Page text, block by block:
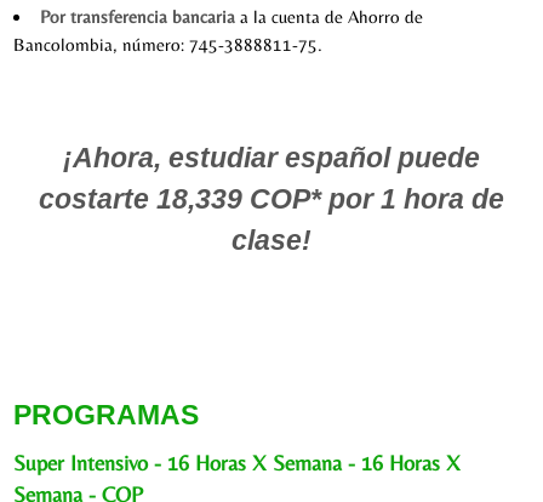
Por transferencia bancariaa la cuenta de Ahorro de
Bancolombia, número: 745-3888811-75.
¡Ahora, estudiar español puede
costarte 18,339 COP*por 1 hora de
clase!
PROGRAMAS
Super Intensivo - 16 Horas X Semana - 16 Horas X
Semana - COP